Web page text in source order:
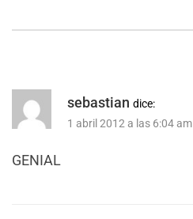
sebastian dice:
1 abril 2012 a las 6:04 am
GENIAL